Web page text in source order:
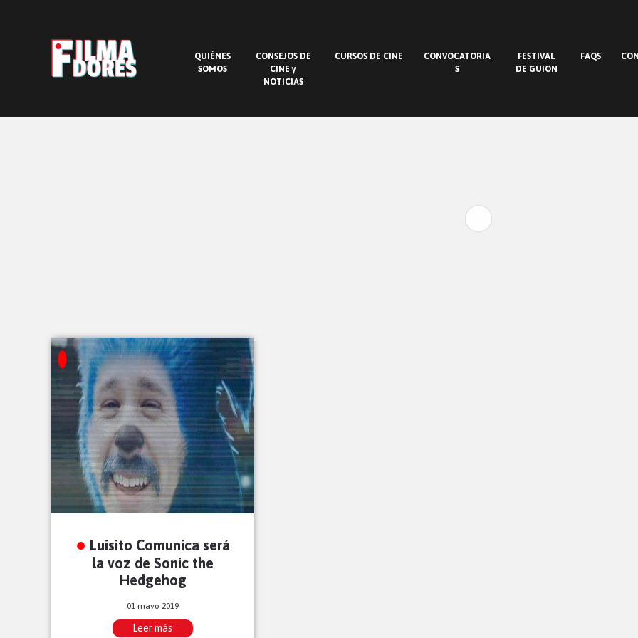
QUIÉNES
SOMOS
CONSEJOS DE
CINE y
NOTICIAS
CURSOS DE CINE
CONVOCATORIA
S
FESTIVAL
DE GUION
FAQS
Luisito Comunica será
la voz de Sonic the
Hedgehog
01 mayo 2019
Leer más